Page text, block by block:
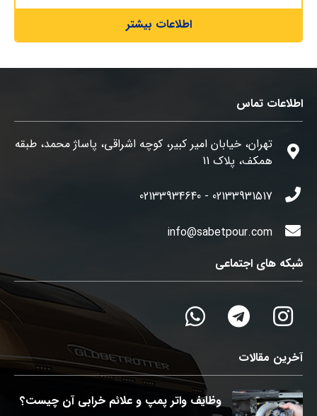
اطلاعات بیشتر
اطلاعات تماس
تهران، خیابان امیر کبیر، کوچه اشراقی، پاساژ محمد، طبقه
همکف، پلاک 11
02133931517 - 02133934640
info@sabetpour.com
شبکه های اجتماعی
آخرین مقالات
وظایف واتر پمپ و علائم خرابی آن چیست؟